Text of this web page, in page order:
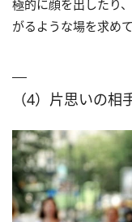
極的に顔を出したり
がるような場を求め
（4）片思いの